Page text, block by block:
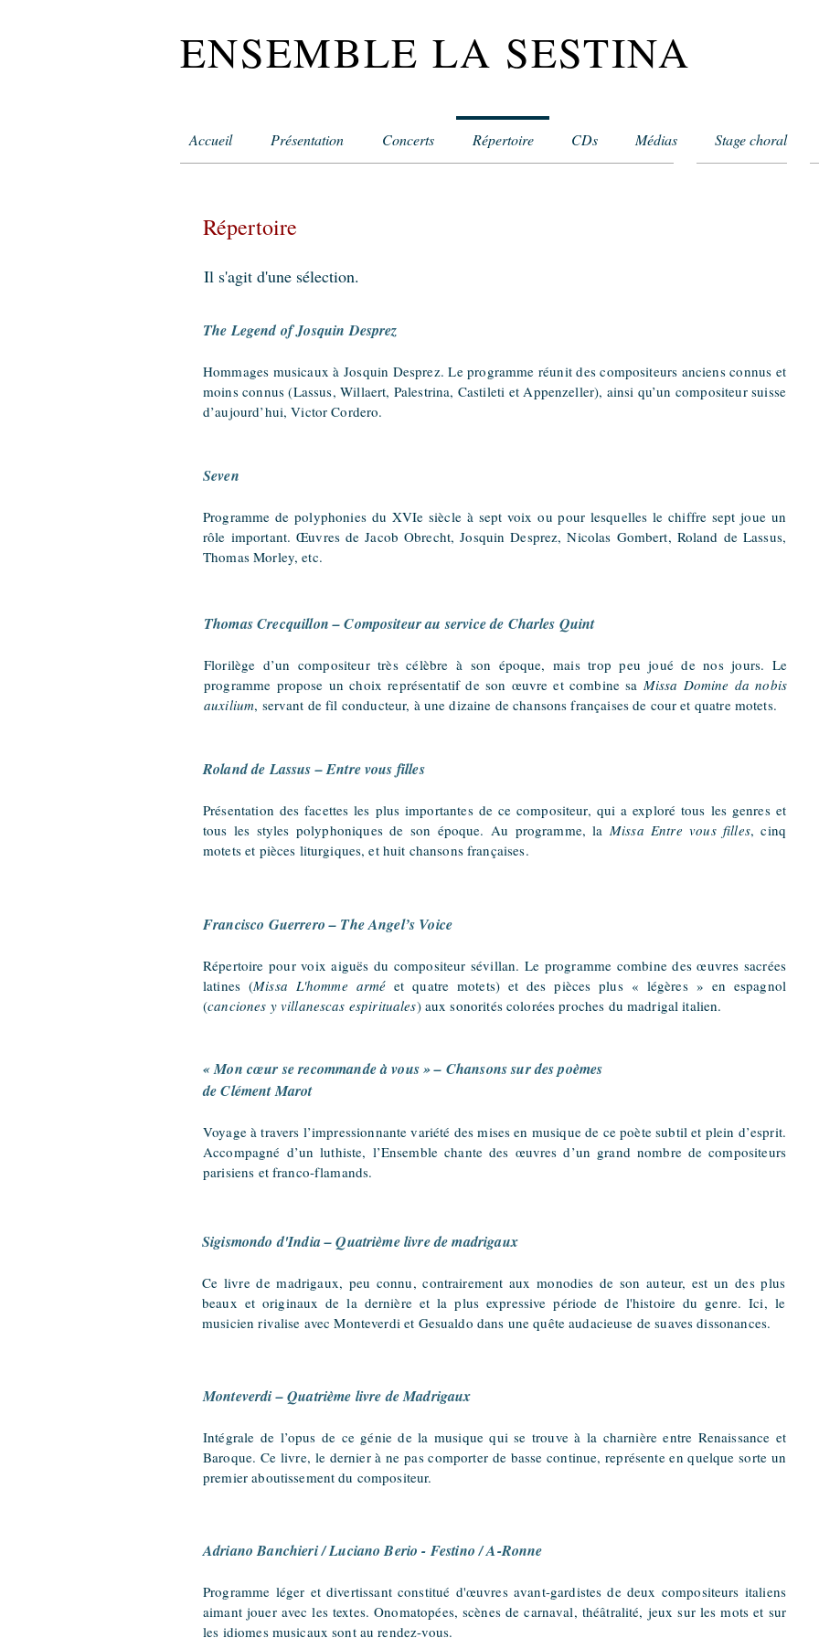
ENSEMBLE LA SESTINA
Accueil Présentation Concerts Répertoire CDs Médias Stage choral
Répertoire
Il s'agit d'une sélection.
The Legend of Josquin Desprez
Hommages musicaux à Josquin Desprez. Le programme réunit des compositeurs anciens connus et
moins connus (Lassus, Willaert, Palestrina, Castileti et Appenzeller), ainsi qu’un compositeur suisse
d’aujourd’hui, Victor Cordero.
Seven
Programme de polyphonies du XVIe siècle à sept voix ou pour lesquelles le chiffre sept joue un
rôle important. Œuvres de Jacob Obrecht, Josquin Desprez, Nicolas Gombert, Roland de Lassus,
Thomas Morley,etc.
Thomas Crecquillon – Compositeur au service de Charles Quint
Florilège d’un compositeur très célèbre à son époque, mais trop peu joué de nos jours. Le
programme propose un choix représentatif de son œuvre et combine sa Missa Domine da nobis
auxilium, servant de fil conducteur, à une dizaine de chansons françaises de cour et quatre motets.
Roland de Lassus – Entre vous filles
Présentation des facettes les plus importantes de ce compositeur, qui a exploré tous les genres et
tous les styles polyphoniques de son époque. Au programme, la Missa Entre vous filles, cinq
motets et pièces liturgiques, et huit chansons françaises.
Francisco Guerrero – The Angel’s Voice
Répertoire pour voix aiguës du compositeur sévillan. Le programme combine des œuvres sacrées
latines (Missa L'homme armé et quatre motets) et des pièces plus « légères » en espagnol
(canciones y villanescas espirituales) aux sonorités colorées proches du madrigal italien.
« Mon cœur se recommande à vous » – Chansons sur des poèmes
de Clément Marot
Voyage à travers l’impressionnante variété des mises en musique de ce poète subtil et plein d’esprit.
Accompagné d’un luthiste, l’Ensemble chante des œuvres d’un grand nombre de compositeurs
parisiens et franco-flamands.
Sigismondo d'India – Quatrième livre de madrigaux
Ce livre de madrigaux, peu connu, contrairement aux monodies de son auteur, est un des plus
beaux et originaux de la dernière et la plus expressive période de l'histoire du genre. Ici, le
musicien rivalise avec Monteverdi et Gesualdo dans une quête audacieuse de suaves dissonances.
Monteverdi – Quatrième livre de Madrigaux
Intégrale de l’opus de ce génie de la musique qui se trouve à la charnière entre Renaissance et
Baroque. Ce livre, le dernier à ne pas comporter de basse continue, représente en quelque sorte un
premier aboutissement du compositeur.
Adriano Banchieri / Luciano Berio - Festino / A-Ronne
Programme léger et divertissant constitué d'œuvres avant-gardistes de deux compositeurs italiens
aimant jouer avec les textes. Onomatopées, scènes de carnaval, théâtralité, jeux sur les mots et sur
les idiomes musicaux sont au rendez-vous.